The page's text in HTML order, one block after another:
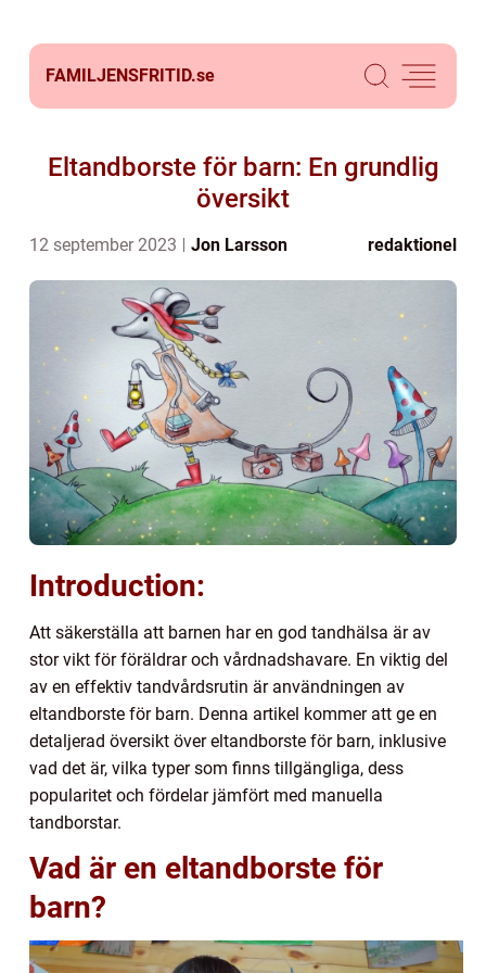
FAMILJENSFRITID.se
Eltandborste för barn: En grundlig
översikt
12 september 2023 Jon Larsson redaktionel
Introduction:
Att säkerställa att barnen har en god tandhälsa är av
stor vikt för föräldrar och vårdnadshavare. En viktig del
av en effektiv tandvårdsrutin är användningen av
eltandborste för barn. Denna artikel kommer att ge en
detaljerad översikt över eltandborste för barn, inklusive
vad det är, vilka typer som finns tillgängliga, dess
popularitet och fördelar jämfört med manuella
tandborstar.
Vad är en eltandborste för
barn?